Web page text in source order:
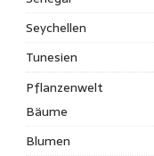
Seychellen
Tunesien
Pflanzenwelt
Bäume
Blumen